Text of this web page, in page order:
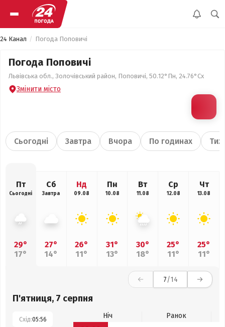
24 Канал Погода Поповичі
Погода Поповичі
Львівська обл., Золочівський район, Поповичі, 50.12°Пн, 24.76°Сх
Змінити місто
Сьогодні Завтра Вчора По годинах
Пт
Сьогодні
29°
17°
Сб
Завтра
27°
14°
Нд
09.08
26°
11°
Пн
10.08
31°
13°
Вт
11.08
30°
18°
Ср
12.08
25°
11°
Чт
13.08
25°
11°
7/14
П'ятниця, 7 серпня
Схід:05:56 Ніч
Ранок